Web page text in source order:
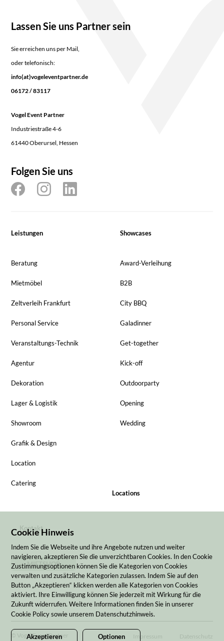
Lassen Sie uns Partner sein
Sie erreichen uns per Mail,
oder telefonisch:
info(at)vogeleventpartner.de
06172 / 83117
Vogel Event Partner
Industriestraße 4-6
61440 Oberursel, Hessen
Folgen Sie uns
Leistungen
Beratung
Mietmöbel
Zeltverleih Frankfurt
Personal Service
Veranstaltungs-Technik
Agentur
Dekoration
Lager & Logistik
Showroom
Grafik & Design
Location
Catering
Showcases
Award-Verleihung
B2B
City BBQ
Galadinner
Get-together
Kick-off
Outdoorparty
Opening
Wedding
Locations
Kontakt
MIETSHOP
© Vogel Event Partner Impressum Datenschutz
Cookie Hinweis
Indem Sie die Webseite und ihre Angebote nutzen und weiter
navigieren, akzeptieren Sie die unverzichtbaren Cookies. In den Cookie
Zustimmungsoptionen können Sie die Kategorien von Cookies
verwalten und zusätzliche Kategorien zulassen. Indem Sie auf den
Button „Akzeptieren“ klicken werden alle Kategorien von Cookies
aktiviert. Ihre Einwilligung können Sie jederzeit mit Wirkung für die
Zukunft widerrufen. Weitere Informationen finden Sie in unserer
Cookie Policy sowie unserem Datenschutzhinweis.
Akzeptieren Optionen